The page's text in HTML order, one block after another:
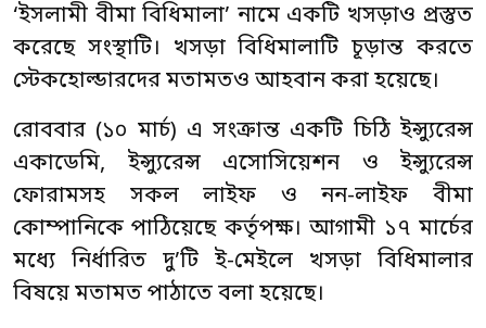
‘ইসলামী বীমা বিধিমালা’ নামে একটি খসড়াও প্রস্তুত
করেছে সংস্থাটি। খসড়া বিধিমালাটি চূড়ান্ত করতে
স্টেকহোল্ডারদের মতামতও আহবান করা হয়েছে।
রোববার (১০ মার্চ) এ সংক্রান্ত একটি চিঠি ইন্স্যুরেন্স
একাডেমি, ইন্স্যুরেন্স এসোসিয়েশন ও ইন্স্যুরেন্স
ফোরামসহ সকল লাইফ ও নন-লাইফ বীমা
কোম্পানিকে পাঠিয়েছে কর্তৃপক্ষ। আগামী ১৭ মার্চের
মধ্যে নির্ধারিত দু’টি ই-মেইলে খসড়া বিধিমালার
বিষয়ে মতামত পাঠাতে বলা হয়েছে।